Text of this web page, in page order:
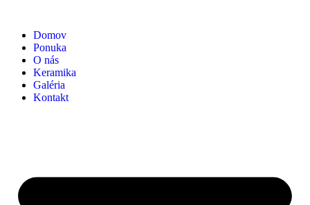
Domov
Ponuka
O nás
Keramika
Galéria
Kontakt